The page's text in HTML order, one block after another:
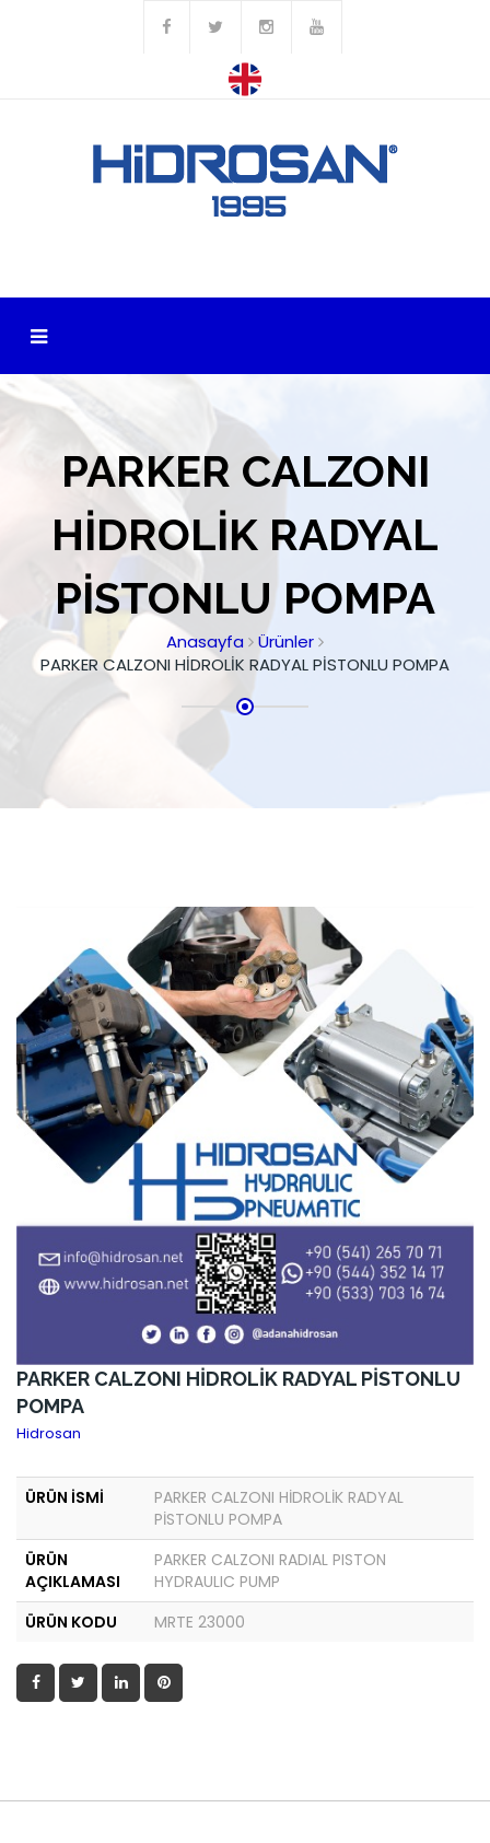
PARKER CALZONI
HİDROLİK RADYAL
PİSTONLU POMPA
Anasayfa
Ürünler
PARKER CALZONI HİDROLİK RADYAL PİSTONLU POMPA
PARKER CALZONI HİDROLİK RADYAL PİSTONLU
POMPA
Hidrosan
ÜRÜN İSMİ
PARKER CALZONI HİDROLİK RADYAL
PİSTONLU POMPA
ÜRÜN
AÇIKLAMASI
PARKER CALZONI RADIAL PISTON
HYDRAULIC PUMP
ÜRÜN KODU
MRTE 23000